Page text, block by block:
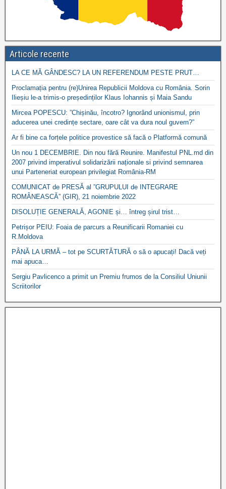
Articole recente
LA CE MĂ GÂNDESC? LA UN REFERENDUM PESTE PRUT…
Proclamația pentru (re)Unirea Republicii Moldova cu România. Sorin
Ilieșiu le-a trimis-o președinților Klaus Iohannis și Maia Sandu
Mircea POPESCU: ”Chișinău, încotro? Ignorând unionismul, prin
aducerea unei credințe sectare, oare cât va dura noul guvern?”
Ar fi bine ca forțele politice provestice să facă o Platformă comună
Un nou 1 DECEMBRIE. Din nou fără Reunire. Manifestul PNL.md din
2007 privind imperativul solidarizării naționale si privind semnarea
unui Parteneriat european privilegiat România-RM
COMUNICAT de PRESĂ al ”GRUPULUI de INTEGRARE
ROMÂNEASCĂ” (GIR), 21 noiembrie 2022
DISOLUȚIE GENERALĂ, AGONIE și… întreg șirul trist…
Petrișor PEIU: Foaia de parcurs a Reunificarii Romaniei cu
R.Moldova
PÂNĂ LA URMĂ – tot pe SCURTĂTURĂ o să o apucați! Dacă veți
mai apuca…
Sergiu Pavlicenco a primit un Premiu frumos de la Consiliul Uniunii
Scriitorilor